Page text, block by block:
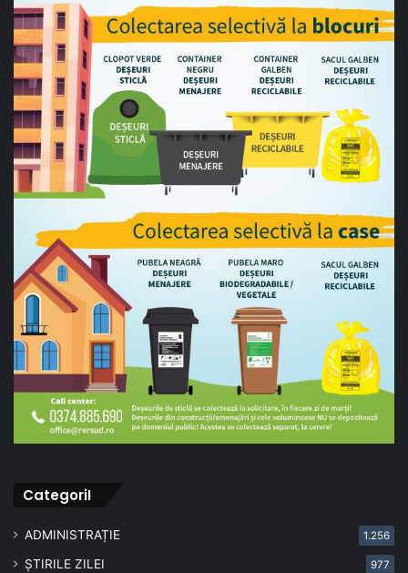
CategoriI
ADMINISTRAȚIE 1.256
ȘTIRILE ZILEI 977